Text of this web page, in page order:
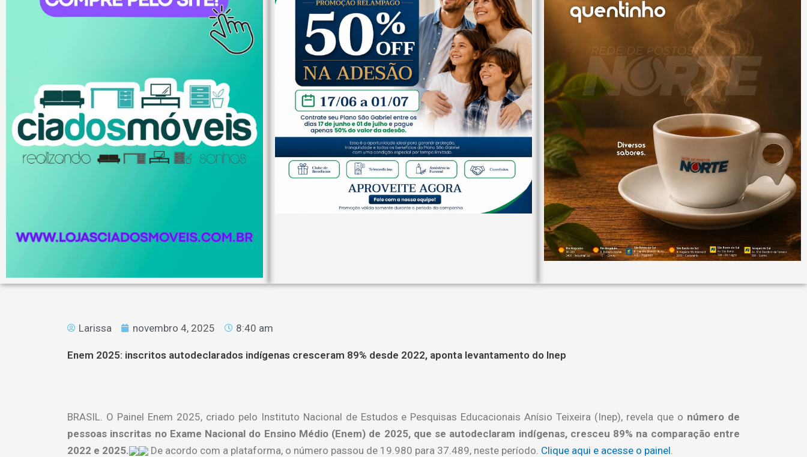
Larissa novembro 4, 2025 8:40 am
Enem 2025: inscritos autodeclarados indígenas cresceram 89% desde 2022, aponta levantamento do Inep
BRASIL. O Painel Enem 2025, criado pelo Instituto Nacional de Estudos e Pesquisas Educacionais Anísio Teixeira (Inep), revela que o número de
pessoas inscritas no Exame Nacional do Ensino Médio (Enem) de 2025, que se autodeclaram indígenas, cresceu 89% na comparação entre
2022 e 2025.
De acordo com a plataforma, o número passou de 19.980 para 37.489, neste período. Clique aqui e acesse o painel